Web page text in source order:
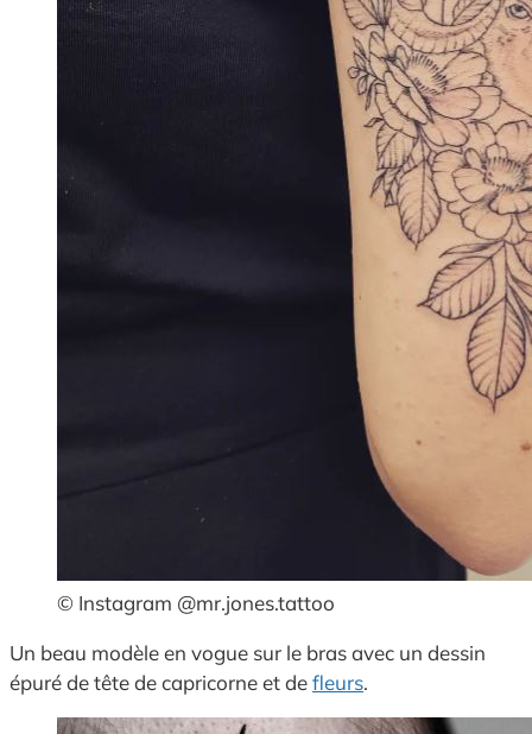
© Instagram @mr.jones.tattoo
Un beau modèle en vogue sur le bras avec un dessin
épuré de tête de capricorne et defleurs.